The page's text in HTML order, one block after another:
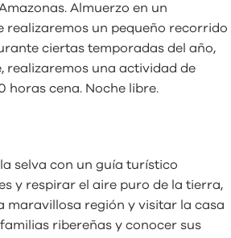
Almuerzo en un
realizaremos un pequeño recorrido
ciertas temporadas del año,
realizaremos una actividad de
horas cena. Noche libre.
selva con un guía turístico
y respirar el aire puro de la tierra,
maravillosa región y visitar la casa
ribereñas y conocer sus